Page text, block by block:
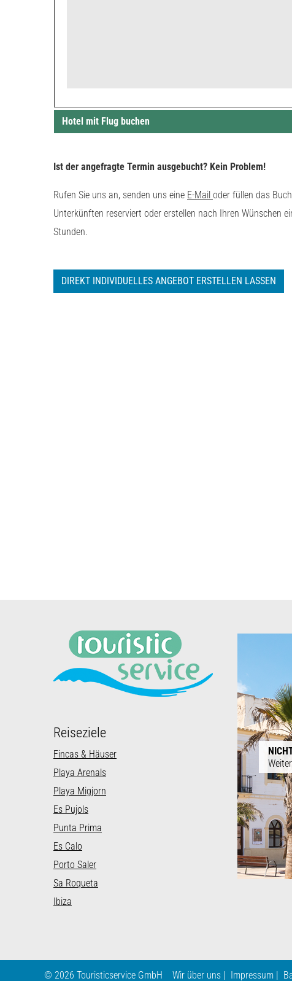
Hotel mit Flug buchen
Ist der angefragte Termin ausgebucht? Kein Problem!
Rufen Sie uns an, senden uns eine E-Mail oder füllen das
Unterkünften reserviert oder erstellen nach Ihren Wünschen
Stunden.
DIREKT INDIVIDUELLES ANGEBOT ERSTELLEN LASSEN
Reiseziele
Fincas & Häuser
Playa Arenals
Playa Migjorn
Es Pujols
Punta Prima
Es Calo
Porto Saler
Sa Roqueta
Ibiza
© 2026 Touristicservice GmbH Wir über uns Impressum